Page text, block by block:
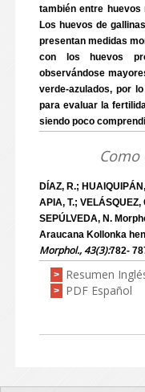
también entre huevos
Los huevos de
presentan medidas
con los huevos
observándose
verde-azulados, por
para evaluar la
siendo poco
DÍAZ, R.;
APIA, T.;
SEPÚLVEDA, N.
Araucana Kollonka
Morphol., 43(3):782-
> Resumen
> PDF Español